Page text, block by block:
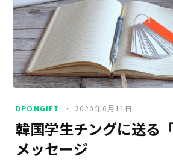
DPONGIFT 2020年6月11日
韓国学生チングに送る
メッセージ